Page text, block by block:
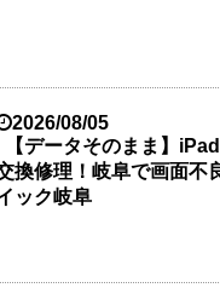
2026/08/05
【データそのまま】
換修理！岐阜で画面不
ック岐阜